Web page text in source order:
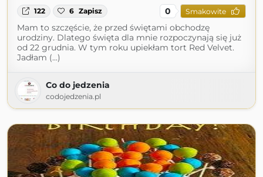
122 6 Zapisz 0 Smakowite
Mam to szczęście, że przed świętami obchodzę
urodziny. Dlatego święta dla mnie rozpoczynają się już
od 22 grudnia. W tym roku upiekłam tort Red Velvet.
Jadłam (...)
Co do jedzenia
codojedzenia.pl